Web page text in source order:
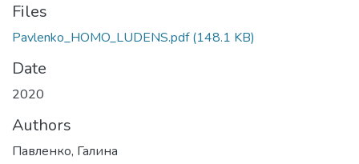
Files
Pavlenko_HOMO_LUDENS.pdf(148.1 KB)
Date
2020
Authors
Павленко, Галина